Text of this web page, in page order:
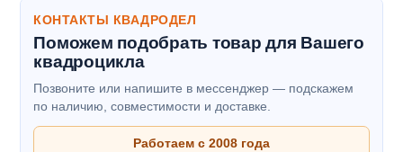
КОНТАКТЫ КВАДРОДЕЛ
Поможем подобрать товар для Вашего
квадроцикла
Позвоните или напишите в мессенджер — подскажем
по наличию, совместимости и доставке.
Работаем с 2008 года